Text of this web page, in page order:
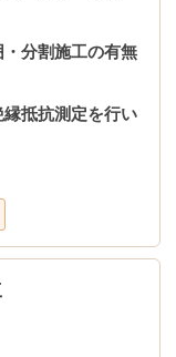
分割施工の有無
抵抗測定を行い